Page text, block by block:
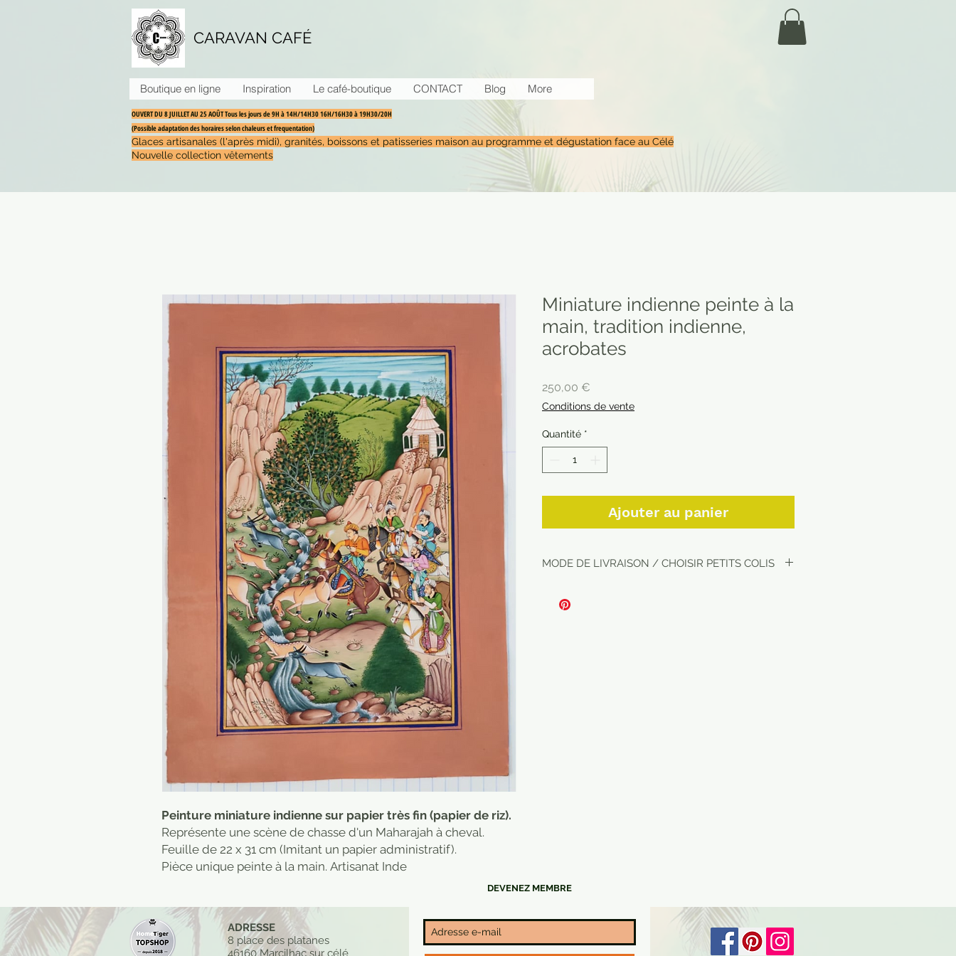
CARAVAN CAFÉ
Boutique en ligne Inspiration Le café-boutique CONTACT Blog More
OUVERT DU 8 JUILLET AU 25 AOÛT Tous les jours de 9H à 14H/14H30 16H/16H30 à 19H30/20H
(Possible adaptation des horaires selon chaleurs et frequentation)
Glaces artisanales (l'après midi), granités, boissons et patisseries maison au programme et dégustation face au Célé
Nouvelle collection vêtements
Peinture miniature indienne sur papier très fin (papier de riz).
Représente une scène de chasse d'un Maharajah à cheval.
Feuille de 22 x 31 cm (Imitant un papier administratif).
Pièce unique peinte à la main. Artisanat Inde
Miniature indienne peinte à la
main, tradition indienne,
acrobates
250,00 €
Conditions de vente
Quantité *
Ajouter au panier
MODE DE LIVRAISON / CHOISIR PETITS COLIS
DEVENEZ MEMBRE
ADRESSE
8 place des platanes
46160 Marcilhac sur célé